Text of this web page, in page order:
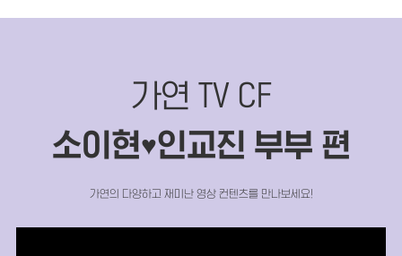
가연 TV CF
소이현♥인교진 부부 편
가연의 다양하고 재미난 영상 컨텐츠를 만나보세요!